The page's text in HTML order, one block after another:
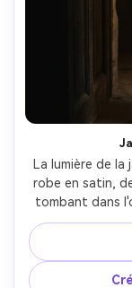
La lumière de
robe en satin,
tombant dans
explicite,
souple de
encadrement,
peau